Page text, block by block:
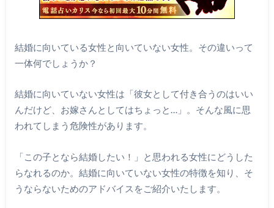
結婚に向いている女性と向いていない女性。その違いって
一体何でしょうか？
結婚に向いていない女性は「彼女として付き合うのはいい
んだけど、お嫁さんとしてはちょっと…」。そんな風に思
われてしまう危険性があります。
「この子となら結婚したい！」と思われる女性にどうした
らなれるのか。結婚に向いていない女性の特徴を知り、そ
うならないためのアドバイスをご紹介いたします。